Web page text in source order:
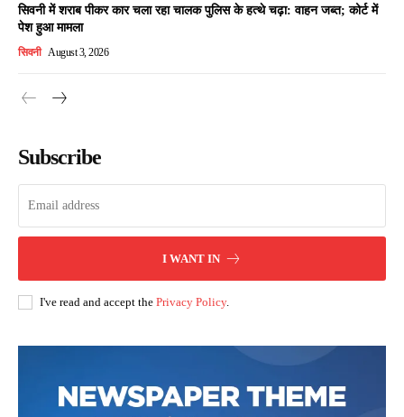
सिवनी में शराब पीकर कार चला रहा चालक पुलिस के हत्थे चढ़ा: वाहन जब्त; कोर्ट में
पेश हुआ मामला
सिवनी August 3, 2026
Subscribe
I WANT IN
I've read and accept the Privacy Policy.